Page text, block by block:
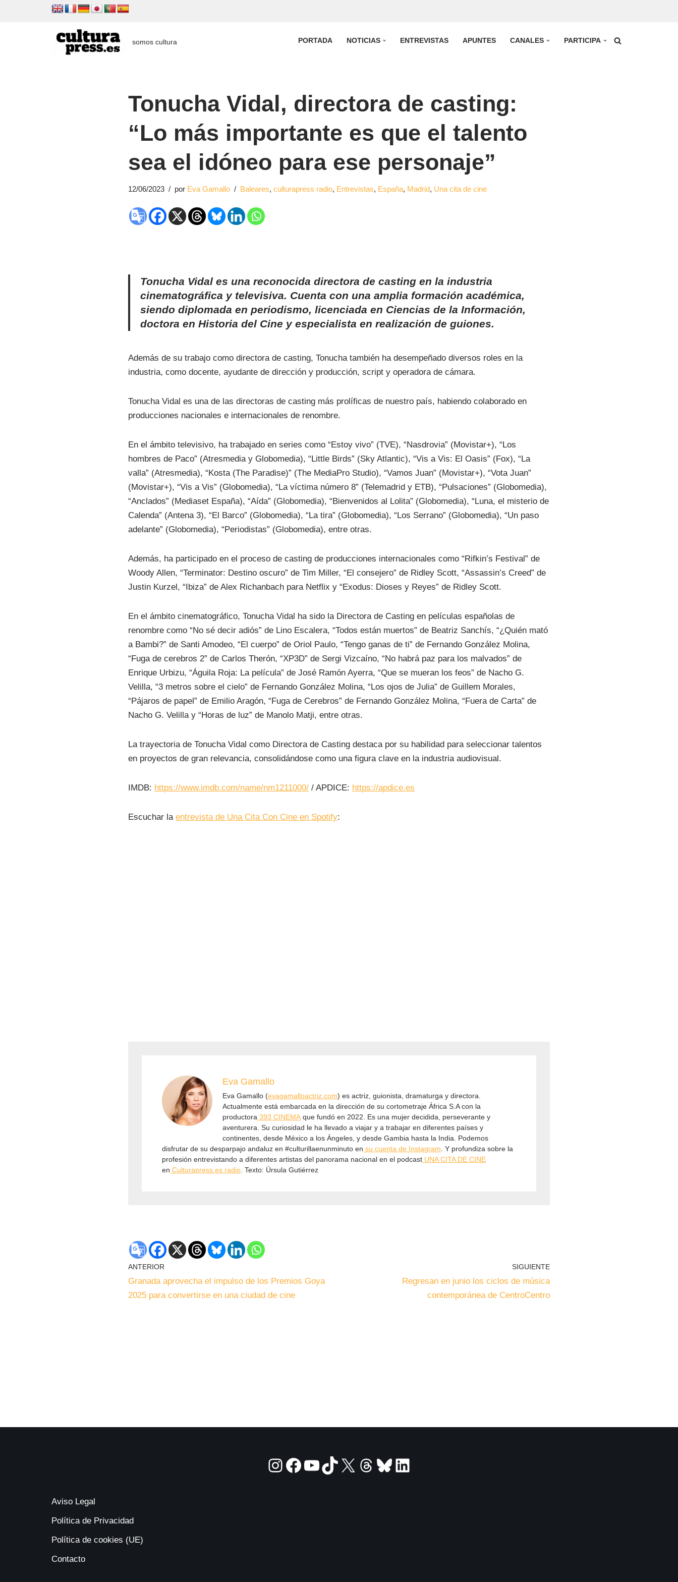
somos cultura PORTADA NOTICIAS ENTREVISTAS APUNTES CANALES PARTICIPA
Tonucha Vidal, directora de casting:
“Lo más importante es que el talento
sea el idóneo para ese personaje”
12/06/2023 por Eva Gamallo Baleares,culturapress radio, Entrevistas, España, Madrid, Una cita de cine
Tonucha Vidal es una reconocida directora de casting en la industria
cinematográfica y televisiva. Cuenta con una amplia formación académica,
siendo diplomada en periodismo, licenciada en Ciencias de la Información,
doctora en Historia del Cine y especialista en realización de guiones.
Además de su trabajo como directora de casting, Tonucha también ha desempeñado diversos roles en la
industria, como docente, ayudante de dirección y producción, script y operadora de cámara.
Tonucha Vidal es una de las directoras de casting más prolíficas de nuestro país, habiendo colaborado en
producciones nacionales e internacionales de renombre.
En el ámbito televisivo, ha trabajado en series como “Estoy vivo” (TVE), “Nasdrovia” (Movistar+), “Los
hombres de Paco” (Atresmedia y Globomedia), “Little Birds” (Sky Atlantic), “Vis a Vis: El Oasis” (Fox), “La
valla” (Atresmedia), “Kosta (The Paradise)” (The MediaPro Studio), “Vamos Juan” (Movistar+), “Vota Juan”
(Movistar+), “Vis a Vis” (Globomedia), “La víctima número 8” (Telemadrid y ETB), “Pulsaciones” (Globomedia),
“Anclados” (Mediaset España), “Aída” (Globomedia), “Bienvenidos al Lolita” (Globomedia), “Luna, el misterio de
Calenda” (Antena 3), “El Barco” (Globomedia), “La tira” (Globomedia), “Los Serrano” (Globomedia), “Un paso
adelante” (Globomedia), “Periodistas” (Globomedia), entre otras.
Además, ha participado en el proceso de casting de producciones internacionales como “Rifkin’s Festival” de
Woody Allen, “Terminator: Destino oscuro” de Tim Miller, “El consejero” de Ridley Scott, “Assassin’s Creed” de
Justin Kurzel, “Ibiza” de Alex Richanbach para Netflix y “Exodus: Dioses y Reyes” de Ridley Scott.
En el ámbito cinematográfico, Tonucha Vidal ha sido la Directora de Casting en películas españolas de
renombre como “No sé decir adiós” de Lino Escalera, “Todos están muertos” de Beatriz Sanchís, “¿Quién mató
a Bambi?” de Santi Amodeo, “El cuerpo” de Oriol Paulo, “Tengo ganas de ti” de Fernando González Molina,
“Fuga de cerebros 2” de Carlos Therón, “XP3D” de Sergi Vizcaíno, “No habrá paz para los malvados” de
Enrique Urbizu, “Águila Roja: La película” de José Ramón Ayerra, “Que se mueran los feos” de Nacho G.
Velilla, “3 metros sobre el cielo” de Fernando González Molina, “Los ojos de Julia” de Guillem Morales,
“Pájaros de papel” de Emilio Aragón, “Fuga de Cerebros” de Fernando González Molina, “Fuera de Carta” de
Nacho G. Velilla y “Horas de luz” de Manolo Matji, entre otras.
La trayectoria de Tonucha Vidal como Directora de Casting destaca por su habilidad para seleccionar talentos
en proyectos de gran relevancia, consolidándose como una figura clave en la industria audiovisual.
IMDB: https://www.imdb.com/name/nm1211000/ / APDICE: https://apdice.es
Escuchar laentrevista de Una Cita Con Cine en Spotify:
Eva Gamallo
Eva Gamallo (evagamalloactriz.com) es actriz, guionista, dramaturga y directora.
Actualmente está embarcada en la dirección de su cortometraje África S.A con la
productora ⁠ 393 CINEMA⁠ que fundó en 2022. Es una mujer decidida, perseverante y
aventurera. Su curiosidad le ha llevado a viajar y a trabajar en diferentes países y
continentes, desde México a los Ángeles, y desde Gambia hasta la India. Podemos
disfrutar de su desparpajo andaluz en #culturillaenunminuto en ⁠su cuenta de Instagram⁠ . Y profundiza sobre la
profesión entrevistando a diferentes artistas del panorama nacional en el podcast ⁠UNA CITA DE CINE
⁠en ⁠Culturapress.es radio⁠ . Texto: Úrsula Gutiérrez
ANTERIOR
Granada aprovecha el impulso de los Premios Goya
2025 para convertirse en una ciudad de cine
SIGUIENTE
Regresan en junio los ciclos de música
contemporánea de CentroCentro
Aviso Legal
Política de Privacidad
Política de cookies (UE)
Contacto